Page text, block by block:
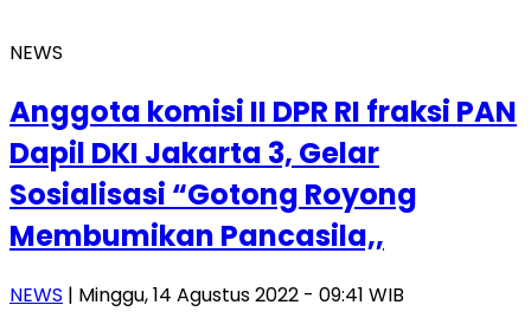
NEWS
Anggota komisi II DPR RI fraksi PAN
Dapil DKI Jakarta 3, Gelar
Sosialisasi “Gotong Royong
Membumikan Pancasila,,
NEWS | Minggu, 14 Agustus 2022 - 09:41 WIB